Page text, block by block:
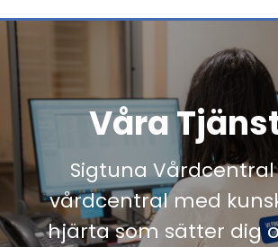
Våra
Sigtuna
vårdcentral med
hjärta som sätter dig